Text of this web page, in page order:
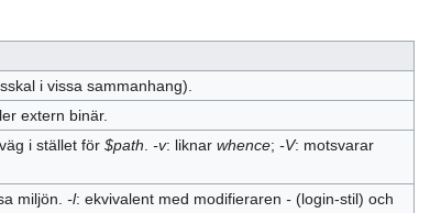
i vissa sammanhang).
extern binär.
i stället för $path -v: liknar whence; -V: motsvarar
miljön. -l: ekvivalent med modifieraren -(login‑stil) och